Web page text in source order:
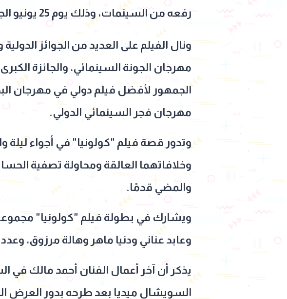
رفعه من السينمات، وذلك يوم 25 يونيو الجاري والذي حصد على إشادات نقدية واسعة.
ونال الفيلم على العديد من الجوائز
مهرجان الجونة السينمائي، والجائزة
الجمهور لأفضل فيلم دولي في مهرجان
مهرجان فجر السينمائي الدولي.
وتدور قصة فيلم "كولونيا" في أجواء
وخلافاتهما العالقة ومحاولة تصفية
والمضي قدمًا.
ويشارك في بطولة فيلم "كولونيا"
وعابد عناني ودنيا ماهر وهالة مرزوق،
يذكر أن آخر أعمال الفنان أحمد مالك في
السويشال ميديا بعد طرحه بدور العرض